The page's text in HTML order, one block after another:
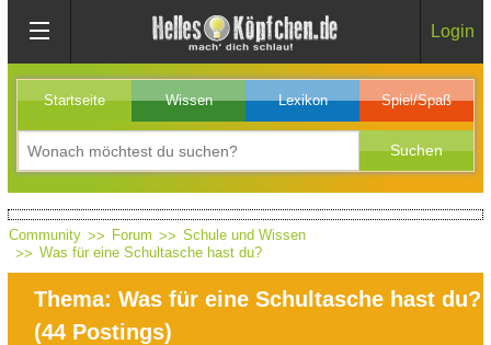
Login
Startseite Wissen Lexikon Spiel/Spaß
Community Forum
Schule und Wissen
Was für eine Schultasche hast du?
Thema: Was für eine Schultasche hast du?
(44 Postings)